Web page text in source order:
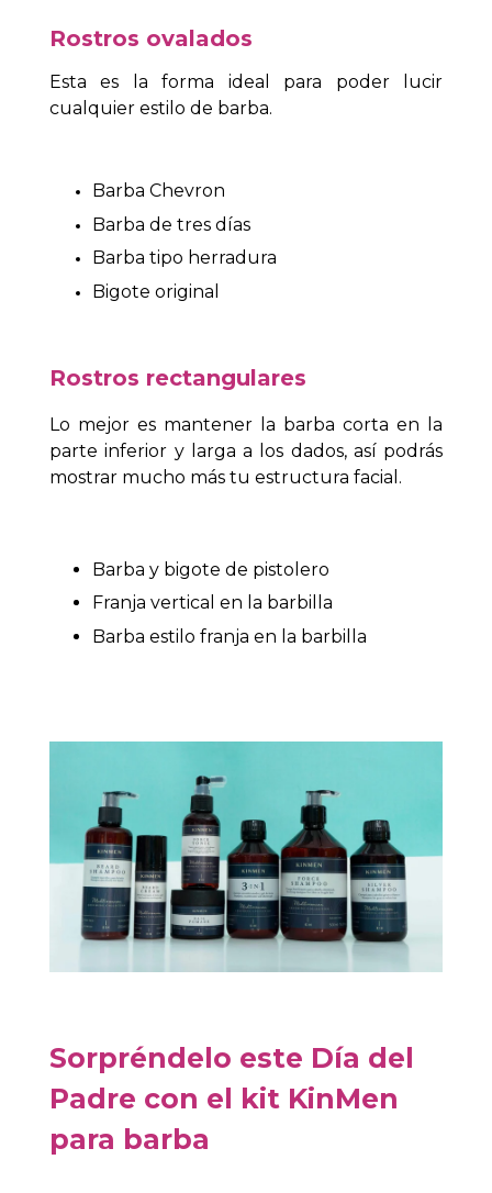
Rostros ovalados
Esta es la forma ideal para poder lucir
cualquier estilo de barba.
Barba Chevron
Barba de tres días
Barba tipo herradura
Bigote original
Rostros rectangulares
Lo mejor es mantener la barba corta en la
parte inferior y larga a los dados, así podrás
mostrar mucho más tu estructura facial.
Barba y bigote de pistolero
Franja vertical en la barbilla
Barba estilo franja en la barbilla
Sorpréndelo este Día del
Padre con el kit KinMen
para barba